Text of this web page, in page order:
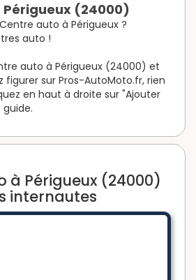
(24000)
auto à Périgueux ?
auto !
auto à Périgueux (24000) et
figurer sur Pros-AutoMoto.fr, rien
en haut à droite sur "Ajouter
à Périgueux (24000)
internautes